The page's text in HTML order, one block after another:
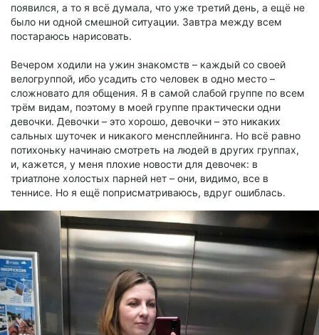
появился, а то я всё думала, что уже третий день, а ещё не
было ни одной смешной ситуации. Завтра между всем
постараюсь нарисовать.
Вечером ходили на ужин знакомств – каждый со своей
велогруппой, ибо усадить сто человек в одно место –
сложновато для общения. Я в самой слабой группе по всем
трём видам, поэтому в моей группе практически одни
девочки. Девочки – это хорошо, девочки – это никаких
сальных шуточек и никакого менсплейнинга. Но всё равно
потихоньку начинаю смотреть на людей в других группах,
и, кажется, у меня плохие новости для девочек: в
триатлоне холостых парней нет – они, видимо, все в
теннисе. Но я ещё поприсматриваюсь, вдруг ошиблась.